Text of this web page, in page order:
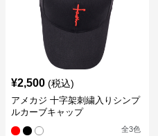
¥2,500 (税込)
アメカジ 十字架刺繍入りシンプ
ルカーブキャップ
全3色